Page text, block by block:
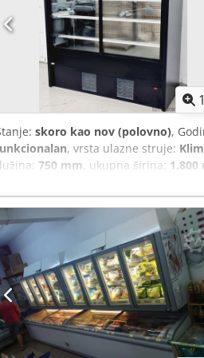
1
skoro kao nov (polovno),
, vrsta ulazne struje:
750 mm, ukupna širina: 1.800
, TOP rashladna
police od nerdjajućeg čelika
+15°C Rashladno sredstvo R 290
Priključak: 230V, 1166 W
rezervnih delova Dcedpfx Akjx I
u rad